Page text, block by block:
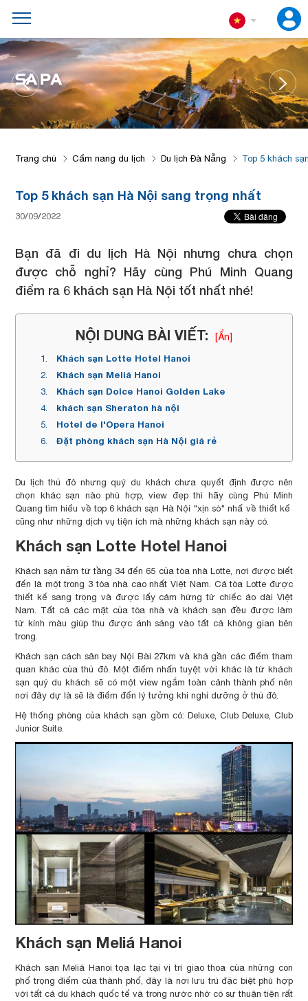
SA PA
Trang chủ Cẩm nang du lịch Du lịch Đà Nẵng Top 5 khách
Top 5 khách sạn Hà Nội sang trọng nhất
30/09/2022
Bạn đã đi du lịch Hà Nội nhưng chưa chọn
được chỗ nghỉ? Hãy cùng Phú Minh Quang
điểm ra 6 khách sạn Hà Nội tốt nhất nhé!
NỘI DUNG BÀI VIẾT:
[Ẩn]
Khách sạn Lotte Hotel Hanoi
Khách sạn Meliá Hanoi
Khách sạn Dolce Hanoi Golden Lake
khách sạn Sheraton hà nội
Hotel de l'Opera Hanoi
Đặt phòng khách sạn Hà Nội giá rẻ
Du lịch thủ đô nhưng quý du khách chưa quyết định được nên
chọn khác sạn nào phù hợp, view đẹp thì hãy cùng Phú Minh
Quang tìm hiểu về top 6 khách sạn Hà Nội "xịn sò" nhấ về thiết kế
cũng như những dịch vụ tiện ích mà những khách sạn này có.
Khách sạn Lotte Hotel Hanoi
Khách sạn nằm từ tầng 34 đến 65 của tòa nhà Lotte, nơi được biết
đến là một trong 3 tòa nhà cao nhất Việt Nam. Cả tòa Lotte được
thiết kế sang trọng và được lấy cảm hứng từ chiếc áo dài Việt
Nam. Tất cả các mặt của tòa nhà và khách sạn đều được làm
từ kính màu giúp thu được ánh sáng vào tất cả không gian bên
trong.
Khách sạn cách sân bay Nội Bài 27km và khá gần các điểm tham
quan khác của thủ đô. Một điểm nhấn tuyệt vời khác là từ khách
sạn quý du khách sẽ có một view ngắm toàn cảnh thành phố nên
nơi đây dự là sẽ là điểm đến lý tưởng khi nghỉ dưỡng ở thủ đô.
Hệ thống phòng của khách sạn gồm có: Deluxe, Club Deluxe, Club
Junior Suite.
Khách sạn Meliá Hanoi
Khách sạn Meliá Hanoi tọa lạc tại vị trí giao thoa của những con
phố trọng điểm của thành phố, đây là nơi lưu trú đặc biệt phù hợp
với tất cả du khách quốc tế và trong nước nhờ có sự thuận tiện rất